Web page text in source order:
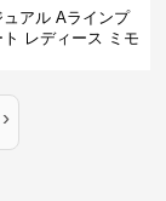
ュアル Aラインプ
ト レディース ミモ
›